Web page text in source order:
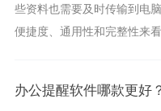
些资料也需要及时传输到电
便捷度、通用性和完整性来
办公提醒软件哪款更好